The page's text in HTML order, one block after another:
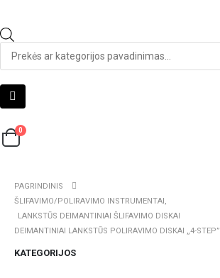
0
PAGRINDINIS
ŠLIFAVIMO/POLIRAVIMO INSTRUMENTAI,
LANKSTŪS DEIMANTINIAI ŠLIFAVIMO DISKAI
DEIMANTINIAI LANKSTŪS POLIRAVIMO DISKAI „4-STEP”
KATEGORIJOS